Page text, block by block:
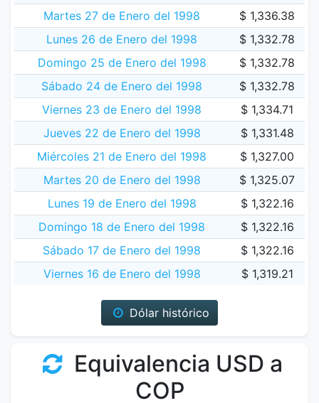
Martes 27 de Enero del 1998
$ 1,336.38
Lunes 26 de Enero del 1998
$ 1,332.78
Domingo 25 de Enero del 1998
$ 1,332.78
Sábado 24 de Enero del 1998
$ 1,332.78
Viernes 23 de Enero del 1998
$ 1,334.71
Jueves 22 de Enero del 1998
$ 1,331.48
Miércoles 21 de Enero del 1998
$ 1,327.00
Martes 20 de Enero del 1998
$ 1,325.07
Lunes 19 de Enero del 1998
$ 1,322.16
Domingo 18 de Enero del 1998
$ 1,322.16
Sábado 17 de Enero del 1998
$ 1,322.16
Viernes 16 de Enero del 1998
$ 1,319.21
Dólar histórico
Equivalencia USD a
COP